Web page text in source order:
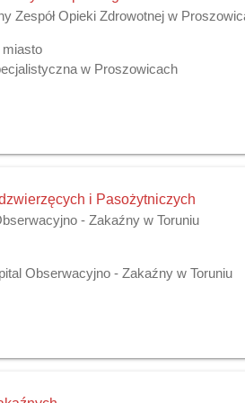
Zespół Opieki Zdrowotnej w
w Proszowicach
i Pasożytniczych
- Zakaźny w Toruniu
Obserwacyjno - Zakaźny w Toruniu